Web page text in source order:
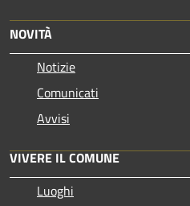
NOVITÀ
Notizie
Comunicati
Avvisi
VIVERE IL COMUNE
Luoghi